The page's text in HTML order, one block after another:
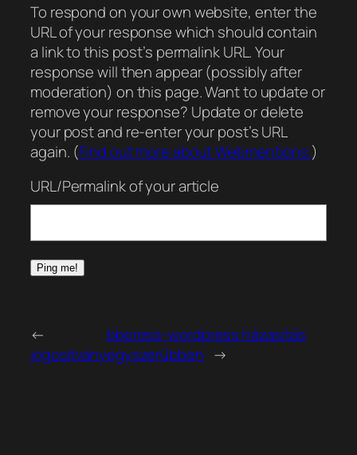
To respond on your own website, enter the
URL of your response which should contain
a link to this post’s permalink URL. Your
response will then appear (possibly after
moderation) on this page. Want to update or
remove your response? Update or delete
your post and re-enter your post’s URL
again. (Find out more about Webmentions.)
URL/Permalink of your article
←
jogosítvány
bbpress-wordpress házasítás
egyszerűbben →